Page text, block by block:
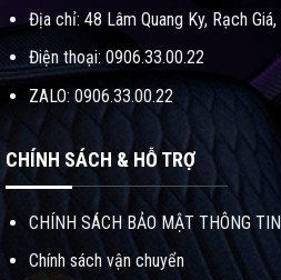
Địa chỉ: 48 Lâm Quang Ky, Rạch Giá,
Điện thoại: 0906.33.00.22
ZALO: 0906.33.00.22
CHÍNH SÁCH & HỖ TRỢ
CHÍNH SÁCH BẢO MẬT THÔNG
Chính sách vận chuyển